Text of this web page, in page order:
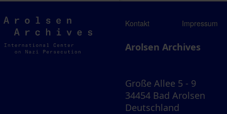
Arolsen
Archives
Kontakt Impressum
Arolsen Archives
Große Allee 5 - 9
34454 Bad Arolsen
Deutschland